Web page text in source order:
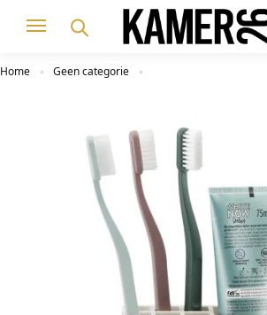
Home » Geen categorie »